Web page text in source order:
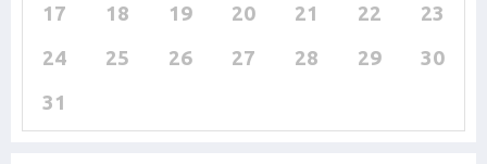
17
18 19 20 21 22
23
24
25 26 27 28 29
30
31